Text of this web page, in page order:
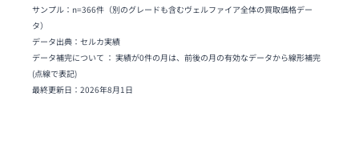
サンプル：n=366件 （別のグレードも含むヴェルファイア全体の買取価格デー
タ）
データ出典：セルカ実績
データ補完について ： 実績が0件の月は、前後の月の有効なデータから線形補完
(点線で表記)
最終更新日： 2026年8月1日